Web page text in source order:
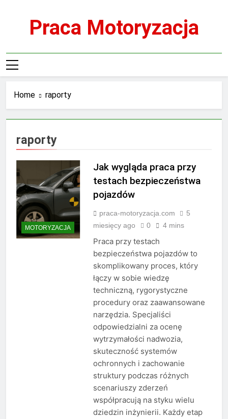
Praca Motoryzacja
Home raporty
raporty
MOTORYZACJA
Jak wygląda praca przy
testach bezpieczeństwa
pojazdów
praca-motoryzacja.com
5
miesięcy ago
0 4 mins
Praca przy testach
bezpieczeństwa pojazdów to
skomplikowany proces, który
łączy w sobie wiedzę
techniczną, rygorystyczne
procedury oraz zaawansowane
narzędzia. Specjaliści
odpowiedzialni za ocenę
wytrzymałości nadwozia,
skuteczność systemów
ochronnych i zachowanie
struktury podczas różnych
scenariuszy zderzeń
współpracują na styku wielu
dziedzin inżynierii. Każdy etap